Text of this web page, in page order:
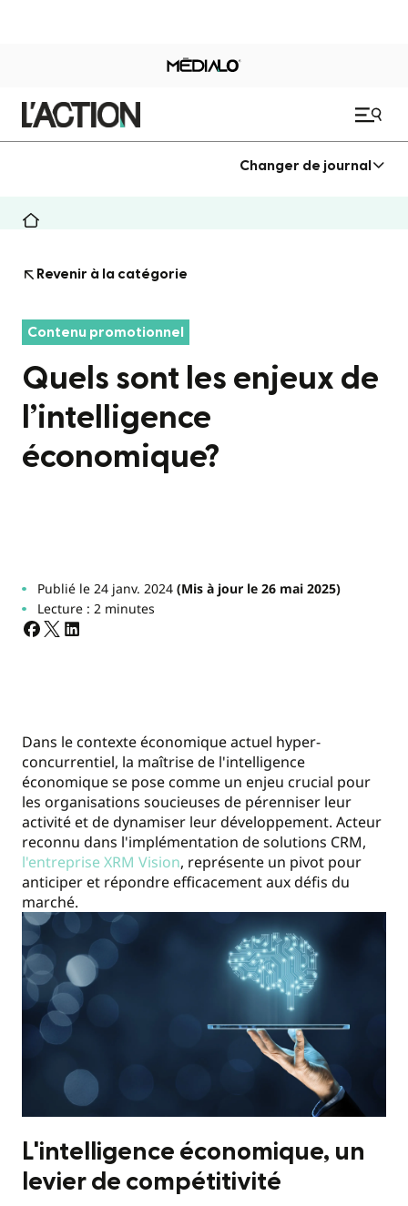
Changer de journal
Revenir à la catégorie
Contenu promotionnel
Quels sont les enjeux de
l’intelligence
économique?
Publié le 24 janv. 2024(Mis à jour le 26 mai 2025)
Lecture : 2 minutes
Dans le contexte économique actuel hyper-
concurrentiel, la maîtrise de l'intelligence
économique se pose comme un enjeu crucial pour
les organisations soucieuses de pérenniser leur
activité et de dynamiser leur développement. Acteur
reconnu dans l'implémentation de solutions CRM,
l'entreprise XRM Vision, représente un pivot pour
anticiper et répondre efficacement aux défis du
marché.
L'intelligence économique, un
levier de compétitivité